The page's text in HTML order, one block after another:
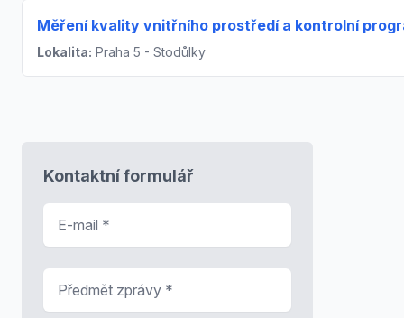
Měření kvality vnitřního prostředí a kontrolní
Lokalita: Praha 5 - Stodůlky
Kontaktní formulář